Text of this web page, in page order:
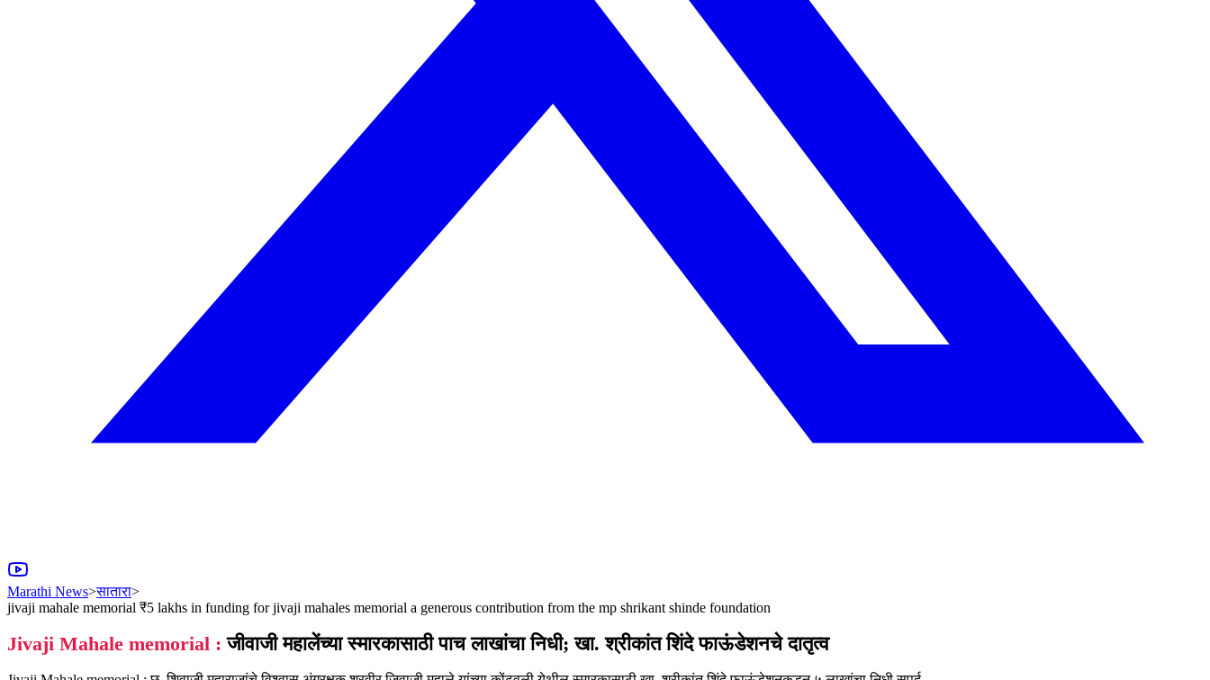
Marathi News>सातारा>
jivaji mahale memorial ₹5 lakhs in funding for jivaji mahales memorial a generous contribution from the mp shrikant shinde foundation
Jivaji Mahale memorial : जीवाजी महालेंच्या स्मारकासाठी पाच लाखांचा निधी; खा. श्रीकांत शिंदे फाऊंडेशनचे दातृत्व